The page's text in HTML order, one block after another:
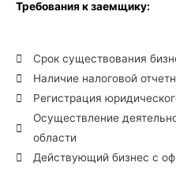
Требования к заемщику:
Срок существования
Наличие налоговой
Регистрация
Осуществление
области
Действующий бизнес с